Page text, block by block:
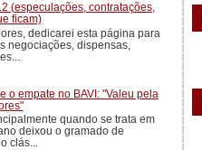
(especulações, contratações,
ficam)
dedicarei esta página para
negociações, dispensas,
o empate no BAVI: "Valeu pela
quando se trata em
deixou o gramado de
clás...